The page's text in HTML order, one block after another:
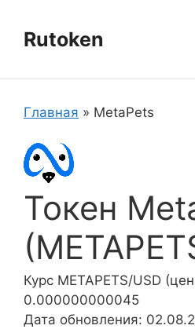
содержимому
Rutoken
Главная » MetaPets
Токен
Курс METAPETS/USD
0.000000000045
Дата обновления: